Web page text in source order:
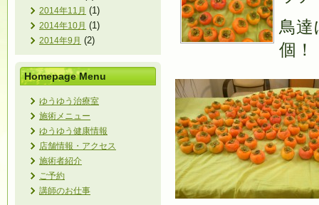
2014年11月 (1)
2014年10月 (1)
2014年9月 (2)
Homepage Menu
ゆうゆう治療室
施術メニュー
ゆうゆう健康情報
店舗情報・アクセス
施術者紹介
ご予約
講師のお仕事
鳥達
個！